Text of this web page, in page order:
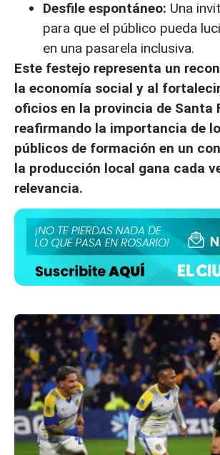
Desfile espontáneo: Una
para que el público pueda
en una pasarela inclusiva.
Este festejo representa un
la economía social y al
oficios en la provincia de Santa
reafirmando la importancia de
públicos de formación en un
la producción local gana cada
relevancia.